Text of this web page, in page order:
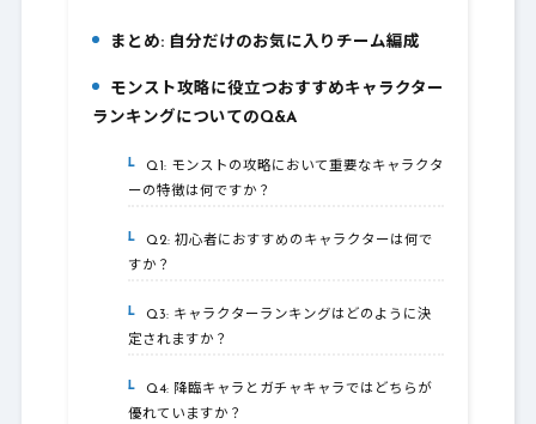
まとめ: 自分だけのお気に入りチーム編成
モンスト攻略に役立つおすすめキャラクター
ランキングについてのQ&A
5-1.Q1: モンストの攻略において重要なキャラクタ
ーの特徴は何ですか？
5-2.Q2: 初心者におすすめのキャラクターは何で
すか？
5-3.Q3: キャラクターランキングはどのように決
定されますか？
5-4.Q4: 降臨キャラとガチャキャラではどちらが
優れていますか？